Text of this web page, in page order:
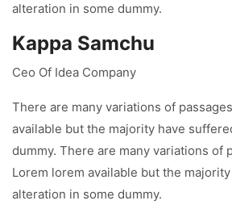
alteration in some dummy.
Kappa Samchu
Ceo Of Idea Company
There are many variations of
available but the majority have
dummy. There are many variations of
Lorem lorem available but the
alteration in some dummy.